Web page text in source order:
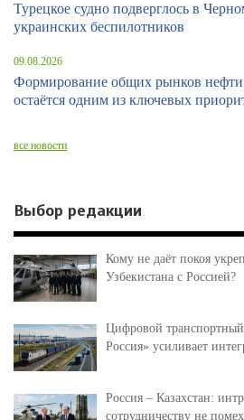
Турецкое судно подверглось в
украинских беспилотников
09.08.2026
Формирование общих рынков нефти
остаётся одним из ключевых
все новости
Выбор редакции
Кому не даёт покоя
Узбекистана с Россией?
Цифровой
Россия» усиливает
Россия – Казахстан:
сотрудничеству не